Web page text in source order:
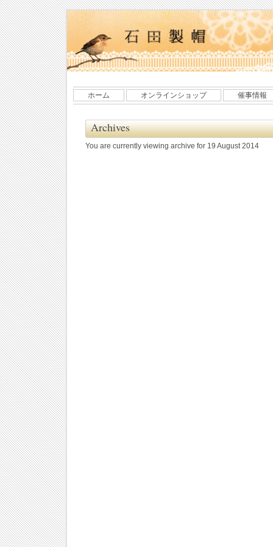
ホーム オンラインショップ 催事情報
Archives
You are currently viewing archive for 19 August 2014